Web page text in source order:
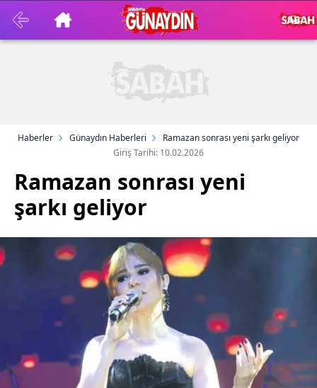
Haberler Günaydın Haberleri
Ramazan sonrası yeni şarkı geliyor
Giriş Tarihi: 10.02.2026
Ramazan sonrası yeni
şarkı geliyor